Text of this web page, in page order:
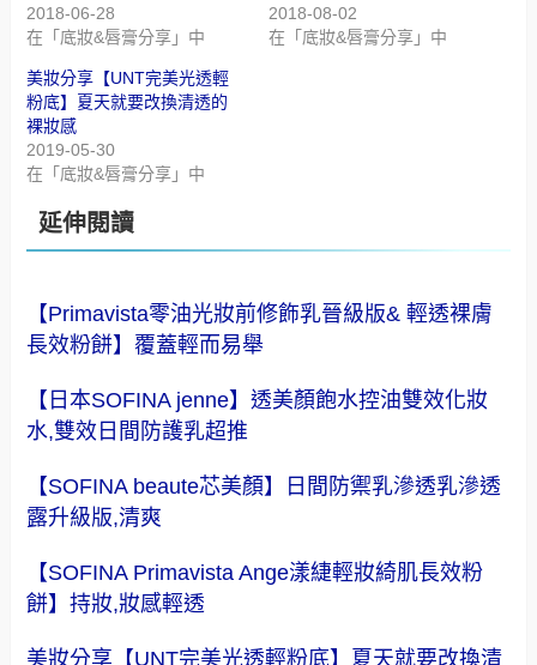
2018-06-28
在「底妝&唇膏分享」中
2018-08-02
在「底妝&唇膏分享」中
美妝分享【UNT完美光透輕
粉底】夏天就要改換清透的
裸妝感
2019-05-30
在「底妝&唇膏分享」中
延伸閱讀
【Primavista零油光妝前修飾乳晉級版& 輕透裸膚
長效粉餅】覆蓋輕而易舉
【日本SOFINA jenne】透美顏飽水控油雙效化妝
水,雙效日間防護乳超推
【SOFINA beaute芯美顏】日間防禦乳滲透乳滲透
露升級版,清爽
【SOFINA Primavista Ange漾緁輕妝綺肌長效粉
餅】持妝,妝感輕透
美妝分享【UNT完美光透輕粉底】夏天就要改換清